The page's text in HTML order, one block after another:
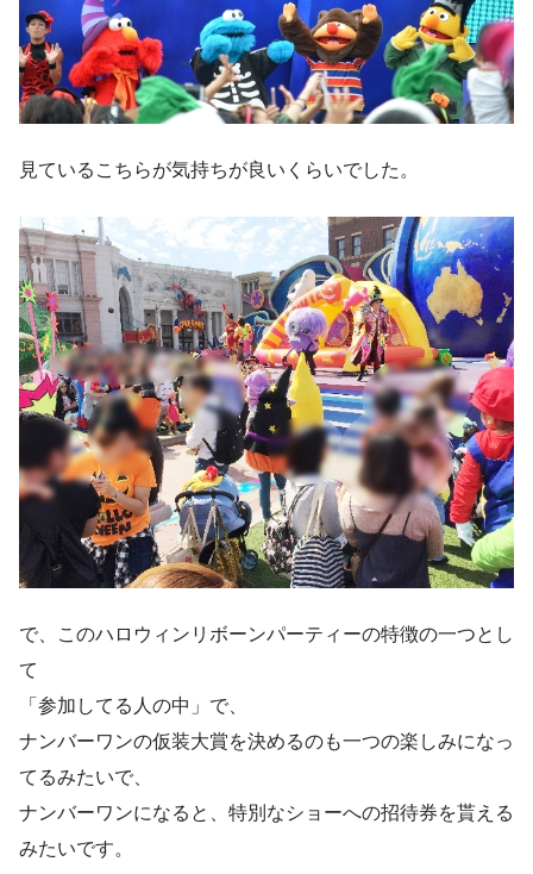
見ているこちらが気持ちが良いくらいでした。
で、このハロウィンリボーンパーティーの特徴の一つとし
て
「参加してる人の中」で、
ナンバーワンの仮装大賞を決めるのも一つの楽しみになっ
てるみたいで、
ナンバーワンになると、特別なショーへの招待券を貰える
みたいです。